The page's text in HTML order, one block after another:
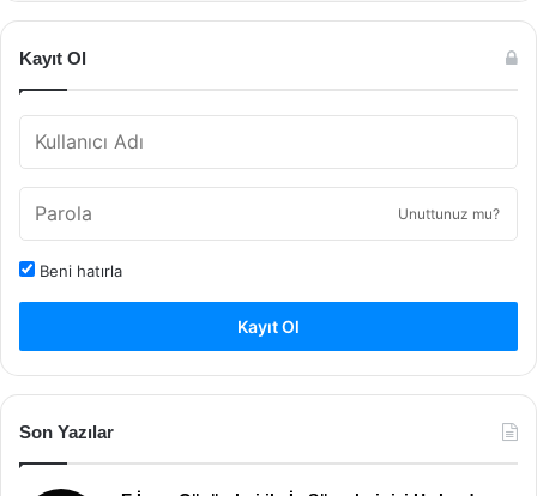
Kayıt Ol
Unuttunuz mu?
Beni hatırla
Kayıt Ol
Son Yazılar